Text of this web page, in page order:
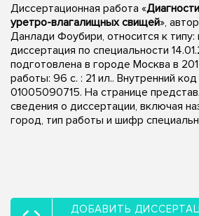
Диссертационная работа «
уретро-влагалищных свищей»,
Данлади Фоубири, относится к типу:
диссертация по специальности
подготовлена в городе Москва в
работы: 96 с. : 21 ил.. Внутренний код
01005090715. На странице
сведения о диссертации, включая
город, тип работы и шифр
ДОБАВИТЬ